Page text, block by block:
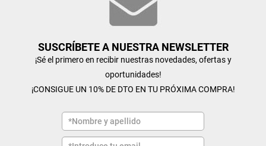
SUSCRÍBETE A NUESTRA NEWSLETTER
¡Sé el primero en recibir nuestras novedades, ofertas y
oportunidades!
¡CONSIGUE UN 10% DE DTO EN TU PRÓXIMA COMPRA!